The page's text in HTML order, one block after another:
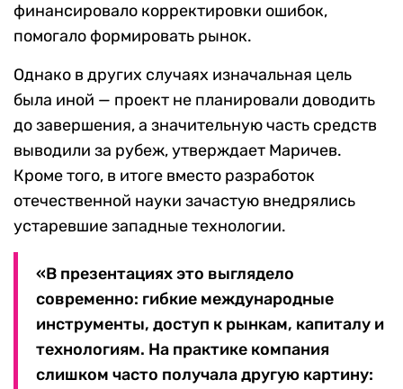
финансировало корректировки ошибок,
помогало формировать рынок.
Однако в других случаях изначальная цель
была иной — проект не планировали доводить
до завершения, а значительную часть средств
выводили за рубеж, утверждает Маричев.
Кроме того, в итоге вместо разработок
отечественной науки зачастую внедрялись
устаревшие западные технологии.
«В презентациях это выглядело
современно: гибкие международные
инструменты, доступ к рынкам, капиталу и
технологиям. На практике компания
слишком часто получала другую картину: